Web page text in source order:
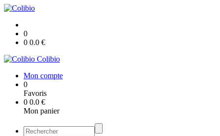
0
0 0.0 €
Colibio
Mon compte
0
Favoris
0 0.0 €
Mon panier